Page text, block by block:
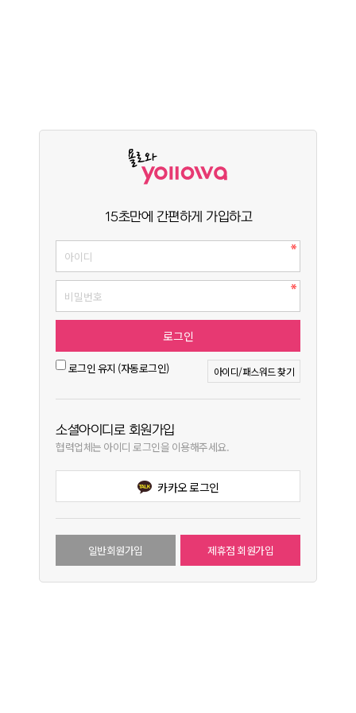
15초만에 간편하게 가입하고
로그인 유지 (자동로그인) 아이디/패스워드 찾기
소셜아이디로 회원가입
협력업체는 아이디 로그인을 이용해주세요.
카카오 로그인
일반회원가입 제휴점 회원가입